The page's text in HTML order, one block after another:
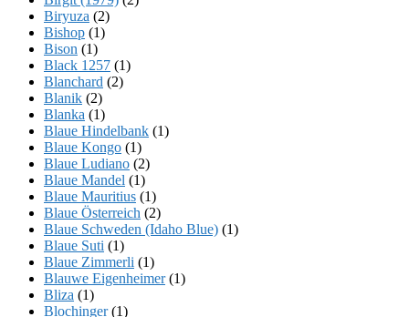
Biryuza (2)
Bishop (1)
Bison (1)
Black 1257 (1)
Blanchard (2)
Blanik (2)
Blanka (1)
Blaue Hindelbank (1)
Blaue Kongo (1)
Blaue Ludiano (2)
Blaue Mandel (1)
Blaue Mauritius (1)
Blaue Österreich (2)
Blaue Schweden (Idaho Blue) (1)
Blaue Suti (1)
Blaue Zimmerli (1)
Blauwe Eigenheimer(1)
Bliza (1)
Blochinger(1)